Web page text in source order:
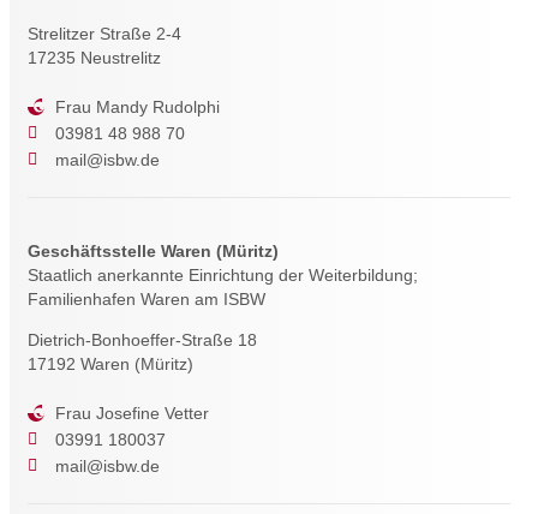
Strelitzer Straße 2-4
17235 Neustrelitz
Frau Mandy Rudolphi
03981 48 988 70
mail@isbw.de
Geschäftsstelle Waren (Müritz)
Staatlich anerkannte Einrichtung der Weiterbildung;
Familienhafen Waren am ISBW
Dietrich-Bonhoeffer-Straße 18
17192 Waren (Müritz)
Frau Josefine Vetter
03991 180037
mail@isbw.de